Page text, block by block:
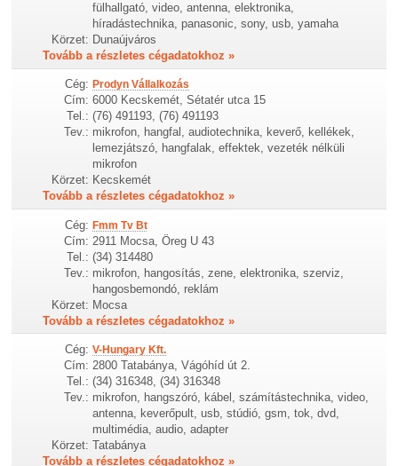
fülhallgató, video, antenna, elektronika,
híradástechnika, panasonic, sony, usb, yamaha
Körzet: Dunaújváros
Tovább a részletes cégadatokhoz »
Cég: Prodyn Vállalkozás
Cím: 6000 Kecskemét, Sétatér utca 15
Tel.: (76) 491193, (76) 491193
Tev.: mikrofon, hangfal, audiotechnika, keverő, kellékek,
lemezjátszó, hangfalak, effektek, vezeték nélküli
mikrofon
Körzet: Kecskemét
Tovább a részletes cégadatokhoz »
Cég: Fmm Tv Bt
Cím: 2911 Mocsa, Öreg U 43
Tel.: (34) 314480
Tev.: mikrofon, hangosítás, zene, elektronika, szerviz,
hangosbemondó, reklám
Körzet: Mocsa
Tovább a részletes cégadatokhoz »
Cég: V-Hungary Kft.
Cím: 2800 Tatabánya, Vágóhíd út 2.
Tel.: (34) 316348, (34) 316348
Tev.: mikrofon, hangszóró, kábel, számítástechnika, video,
antenna, keverőpult, usb, stúdió, gsm, tok, dvd,
multimédia, audio, adapter
Körzet: Tatabánya
Tovább a részletes cégadatokhoz »